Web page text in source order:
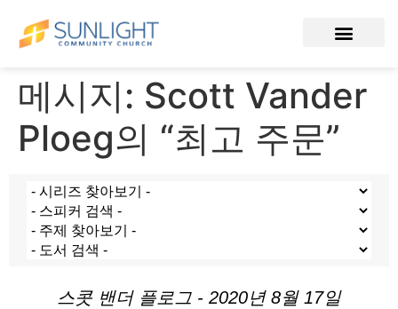
메시지: Scott Vander
Ploeg의 “최고 주문”
스콧 밴더 플로그 - 2020년 8월 17일